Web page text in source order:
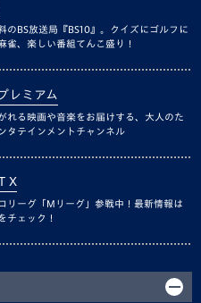
のBS放送局『BS10』。クイズにゴルフに
雀、楽しい番組てんこ盛り！
レミアム
れる映画や音楽をお届けする、大人のた
タテインメントチャンネル
X
リーグ「Mリーグ」参戦中！最新情報は
チェック！